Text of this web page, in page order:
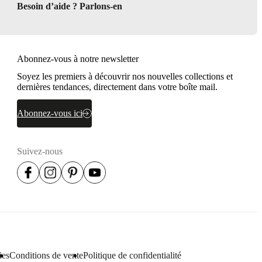
Besoin d’aide ? Parlons-en
Abonnez-vous à notre newsletter
Soyez les premiers à découvrir nos nouvelles collections et
dernières tendances, directement dans votre boîte mail.
Abonnez-vous ici
Suivez-nous
Conditions de ventePolitique de confidentialité